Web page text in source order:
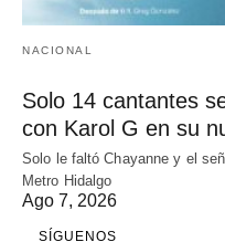
NACIONAL
Solo 14 cantantes
con Karol G en su
Solo le faltó Chayanne y el
Metro Hidalgo
Ago 7, 2026
SÍGUENOS